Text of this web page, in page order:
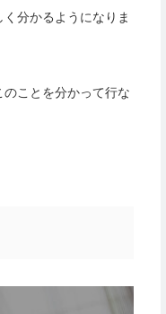
分かるようになりま
ことを分かって行な